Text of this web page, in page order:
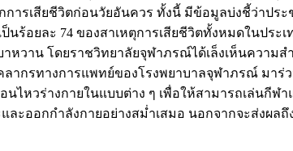
การเสียชีวิตก่อนวัยอันควร ทั้งนี้ มีข้อมูลบ่งชี้ว่าปร
นร้อยละ 74 ของสาเหตุการเสียชีวิตทั้งหมดในปร
าหวาน โดยราชวิทยาลัยจุฬาภรณ์ได้เล็งเห็นควา
ากรทางการแพทย์ของโรงพยาบาลจุฬาภรณ์ มาร่
หวร่างกายในแบบต่าง ๆ เพื่อให้สามารถเล่นกีฬ
ละออกกำลังกายอย่างสม่ำเสมอ นอกจากจะส่ง